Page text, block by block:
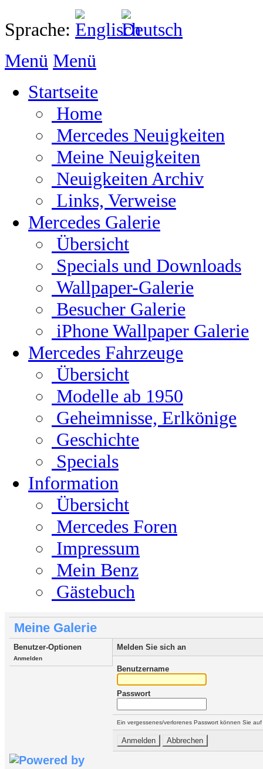
Sprache:
Menü Menü
Startseite
Home
Mercedes Neuigkeiten
Meine Neuigkeiten
Neuigkeiten Archiv
Links, Verweise
Mercedes Galerie
Übersicht
Specials und Downloads
Wallpaper-Galerie
Besucher Galerie
iPhone Wallpaper Galerie
Mercedes Fahrzeuge
Übersicht
Modelle ab 1950
Geheimnisse, Erlkönige
Geschichte
Specials
Information
Übersicht
Mercedes Foren
Impressum
Mein Benz
Gästebuch
Meine Galerie
Benutzer-Optionen
Anmelden
Melden Sie sich an
Benutzername
Passwort
Ein vergessenes/verlorenes Passwort können Sie